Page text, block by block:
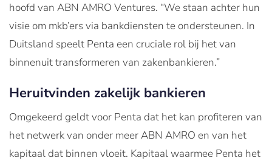
hoofd van ABN AMRO Ventures. “We staan achter hun
visie om mkb’ers via bankdiensten te ondersteunen. In
Duitsland speelt Penta een cruciale rol bij het van
binnenuit transformeren van zakenbankieren.”
Heruitvinden zakelijk bankieren
Omgekeerd geldt voor Penta dat het kan profiteren van
het netwerk van onder meer ABN AMRO en van het
kapitaal dat binnen vloeit. Kapitaal waarmee Penta het